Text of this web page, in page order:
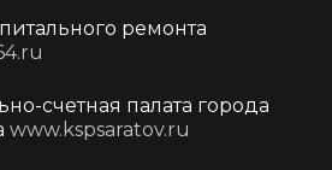
ремонта
счетная палата города
www.kspsaratov.ru